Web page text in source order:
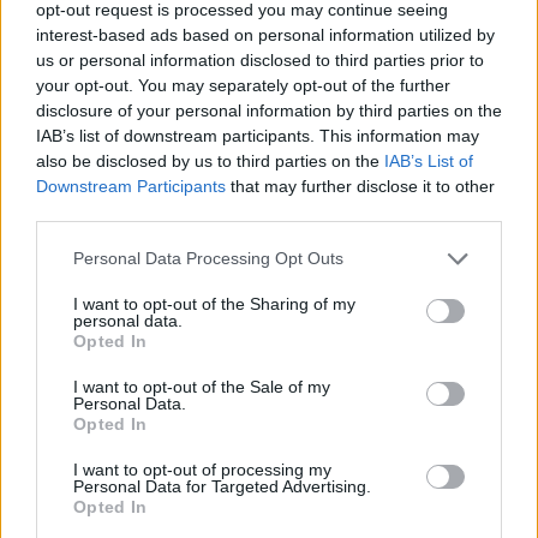
opt-out request is processed you may continue seeing
interest-based ads based on personal information utilized by
us or personal information disclosed to third parties prior to
your opt-out. You may separately opt-out of the further
disclosure of your personal information by third parties on the
IAB’s list of downstream participants. This information may
also be disclosed by us to third parties on the IAB’s List of
Downstream Participants that may further disclose it to other
Personal Data Processing Opt Outs
I want to opt-out of the Sharing of my
personal data.
Opted In
I want to opt-out of the Sale of my
Personal Data.
Opted In
I want to opt-out of processing my
Personal Data for Targeted Advertising.
Opted In
cantidad de oportunidades de gol que pudieron
cambiar la historia del encuentro.
Leo Messi dio las asistencias para el 2-0 de
Albay el 3-0 de Leonardo Campana y lleva ahora
once goles y cinco asistencias en once partidos
con su nuevo equipo, con el que ya fue campeón
de la Leagues Cup y es finalista de la Copa US
Open.
Le costó acostumbrarse al terreno de juego al
Inter Miami, que en el primer cuarto de hora
sufrió el empuje de un LAFC ofensivo,
determinado, que perdonó dos grandes
El gabonés falló la primera al gestionar de la peor